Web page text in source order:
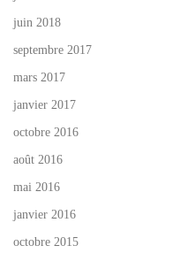
juin 2018
septembre 2017
mars 2017
janvier 2017
octobre 2016
août 2016
mai 2016
janvier 2016
octobre 2015